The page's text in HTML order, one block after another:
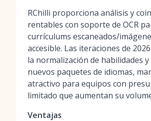
RChilli proporciona análisis y
rentables con soporte de OCR
currículums escaneados/
accesible. Las iteraciones de
la normalización de habilidades
nuevos paquetes de idiomas,
atractivo para equipos con
limitado que aumentan su
Ventajas